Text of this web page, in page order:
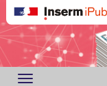
Toggle